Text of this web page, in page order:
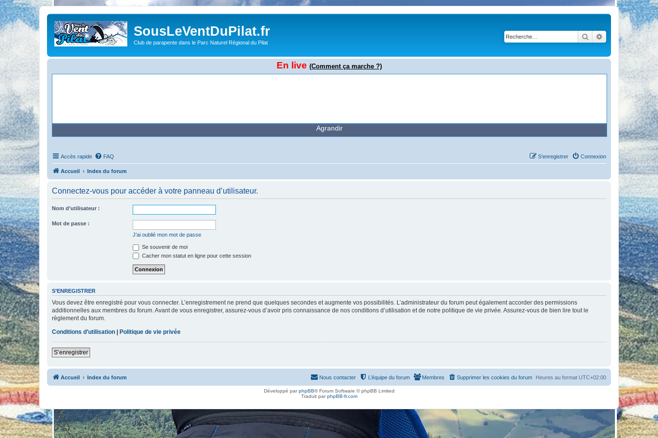
SousLeVentDuPilat.fr
Club de parapente dans le Parc Naturel Régional du Pilat
RechercherRecherche
En live (Comment ça marche ?)
Agrandir
Accès rapide FAQ Connexion
S’enregistrer
Accueil Index du forum
Connectez-vous pour accéder à votre panneau d’utilisateur.
Nom d’utilisateur :
Mot de passe :
J’ai oublié mon mot de passe
Se souvenir de moi
Cacher mon statut en ligne pour cette session
S’ENREGISTRER
Vous devez être enregistré pour vous connecter. L’enregistrement ne prend que quelques secondes et augmente vos possibilités. L’administrateur du forum peut également accorder des permissions
additionnelles aux membres du forum. Avant de vous enregistrer, assurez-vous d’avoir pris connaissance de nos conditions d’utilisation et de notre politique de vie privée. Assurez-vous de bien lire tout le
règlement du forum.
Conditions d’utilisation | Politique de vie privée
S’enregistrer
Accueil Index du forum Heures au format UTC+02:00
Supprimer les cookies du forum
Membres
L’équipe du forum
Nous contacter
Développé parphpBB® Forum Software © phpBB Limited
Traduit parphpBB-fr.com